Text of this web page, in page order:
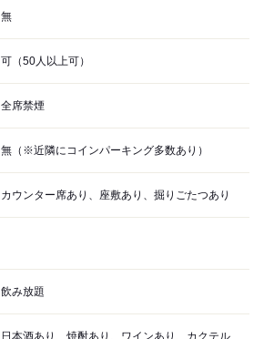
無
可（50人以上可）
全席禁煙
無（※近隣にコインパーキング多数あり）
カウンター席あり、座敷あり、掘りごたつあり
飲み放題
日本酒あり、焼酎あり、ワインあり、カクテル